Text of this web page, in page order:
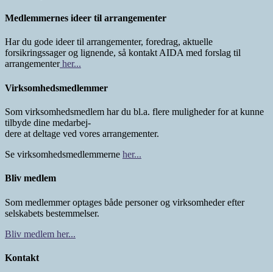
Medlemmernes ideer til arrangementer
Har du gode ideer til arrangementer, foredrag, aktuelle
forsikringssager og lignende, så kontakt AIDA med forslag til
arrangementerher...
Virksomhedsmedlemmer
Som virksomhedsmedlem har du bl.a. flere muligheder for at kunne
tilbyde dine medarbej-
dere at deltage ved vores arrangementer.
Se virksomhedsmedlemmerne her...
Bliv medlem
Som medlemmer optages både personer og virksomheder efter
selskabets bestemmelser.
Bliv medlem her...
Kontakt